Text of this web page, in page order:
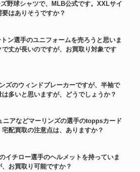
山翔吾2021年MLBシンシナテ
ィ レッズREDS
スター初二刀流「1ST TWO-
WAY All STAR」書込みオーセン
ィック・ユニフォーム
253,548円
大谷翔平 2023年WBC優勝直後
直筆サイン！「23 WBC MVP」
込み入り 公式ボール
439,800円
実使用ジャージ
大谷翔平 筒香嘉智 MLB初対決
大谷翔平直筆サイン
21ALMVP』入り2021年選手支
品試合用アシックス製バット
468,600円
はありそうですか？
丈が長いのですが、お買取り対象です
多いと思いますが、どうでしょうか？
配買取の注意点は、ありますか？
お買取り可能ですか？